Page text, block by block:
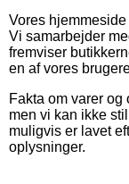
Vores
Vi samarbejder
fremviser
en af vores
Fakta om varer
men vi kan ikke
muligvis er lavet
oplysninger.